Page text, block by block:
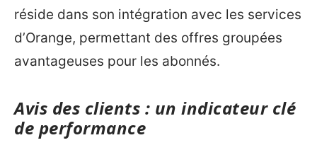
réside dans son intégration avec les services
d’Orange, permettant des offres groupées
avantageuses pour les abonnés.
Avis des clients : un indicateur clé
de performance